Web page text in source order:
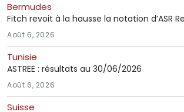
Bermudes
Fitch revoit à la hausse la notation d’ASR Re
Août 6, 2026
Tunisie
ASTREE : résultats au 30/06/2026
Août 6, 2026
Suisse